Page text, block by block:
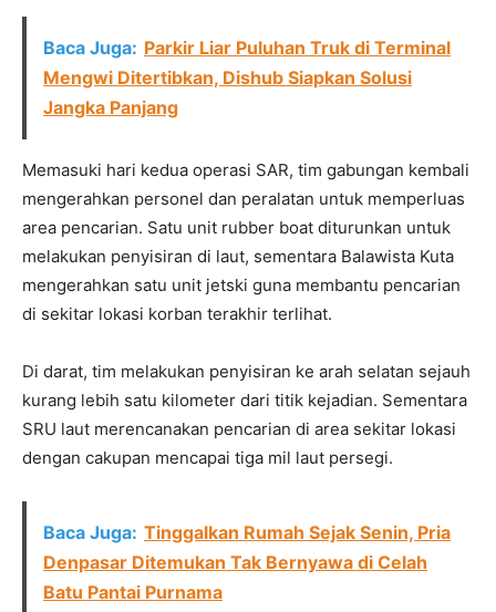
Baca Juga: Parkir Liar Puluhan Truk di Terminal
Mengwi Ditertibkan, Dishub Siapkan Solusi
Jangka Panjang
Memasuki hari kedua operasi SAR, tim gabungan kembali
mengerahkan personel dan peralatan untuk memperluas
area pencarian. Satu unit rubber boat diturunkan untuk
melakukan penyisiran di laut, sementara Balawista Kuta
mengerahkan satu unit jetski guna membantu pencarian
di sekitar lokasi korban terakhir terlihat.
Di darat, tim melakukan penyisiran ke arah selatan sejauh
kurang lebih satu kilometer dari titik kejadian. Sementara
SRU laut merencanakan pencarian di area sekitar lokasi
dengan cakupan mencapai tiga mil laut persegi.
Baca Juga: Tinggalkan Rumah Sejak Senin, Pria
Denpasar Ditemukan Tak Bernyawa di Celah
Batu Pantai Purnama